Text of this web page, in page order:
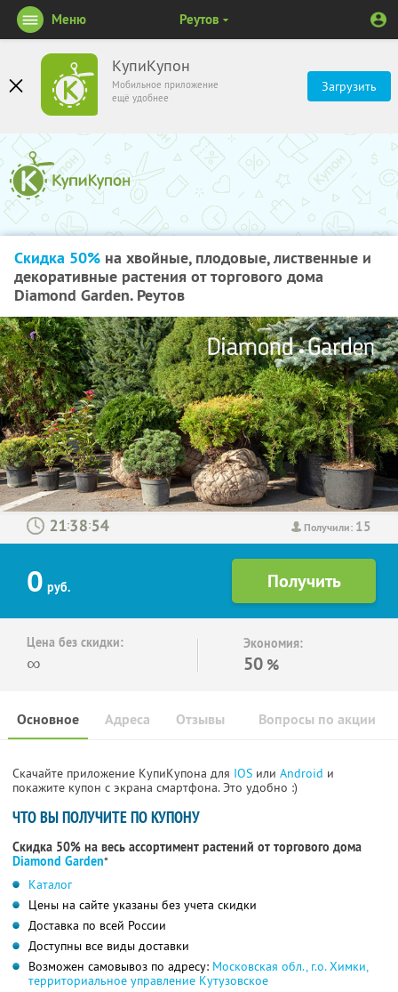
КупиКупон
Мобильное приложение
ещё удобнее
Загрузить
Меню Реутов
Скидка 50% на хвойные, плодовые, лиственные и
декоративные растения от торгового дома
Diamond Garden. Реутов
Получили: 15
: :
0 руб.
Цена без скидки:
∞
Экономия:
50 %
Основное Отзывы Вопросы по акции
Адреса
Скачайте приложение КупиКупона для IOS или Android и
покажите купон с экрана смартфона. Это удобно :)
ЧТО ВЫ ПОЛУЧИТЕ ПО КУПОНУ
Скидка 50% на весь ассортимент растений от торгового дома
Diamond Garden*
Каталог
Цены на сайте указаны без учета скидки
Доставка по всей России
Доступны все виды доставки
Возможен самовывоз по адресу: Московская обл., г.о. Химки,
территориальное управление Кутузовское